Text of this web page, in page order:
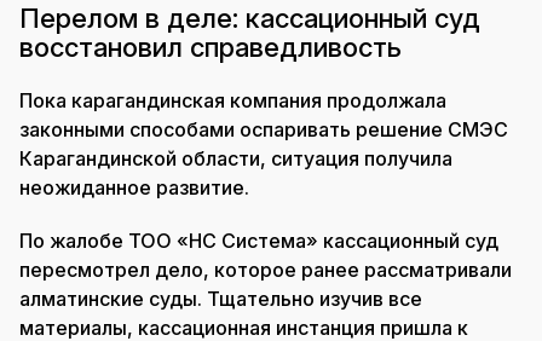
Перелом в деле: кассационный суд
восстановил справедливость
Пока карагандинская компания продолжала
законными способами оспаривать решение СМЭС
Карагандинской области, ситуация получила
неожиданное развитие.
По жалобе ТОО «НС Система» кассационный суд
пересмотрел дело, которое ранее рассматривали
алматинские суды. Тщательно изучив все
материалы, кассационная инстанция пришла к